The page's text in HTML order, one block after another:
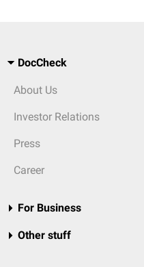
DocCheck
About Us
Investor Relations
Press
Career
For Business
Other stuff